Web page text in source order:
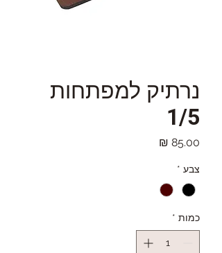
נרתיק למפתחות
1/5
צבע *
כמות *